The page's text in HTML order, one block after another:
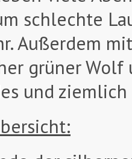
schlechte
Außerdem
grüner
und